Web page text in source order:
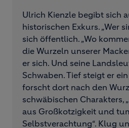
Ulrich Kienzle begibt sich
historischen Exkurs. „Wer
sich öffentlich. „Wo
die Wurzeln unserer
er sich. Und seine
Schwaben. Tief steigt er
forscht dort nach den
schwäbischen Charakters,
aus Großkotzigkeit und
Selbstverachtung“. Klug